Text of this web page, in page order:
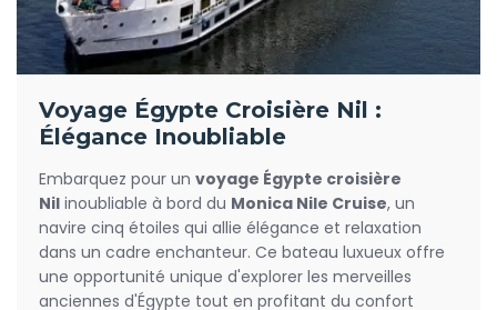
Voyage Égypte Croisière Nil :
Élégance Inoubliable
Embarquez pour un voyage Égypte croisière
Nil inoubliable à bord du Monica Nile Cruise, un
navire cinq étoiles qui allie élégance et relaxation
dans un cadre enchanteur. Ce bateau luxueux offre
une opportunité unique d'explorer les merveilles
anciennes d'Égypte tout en profitant du confort